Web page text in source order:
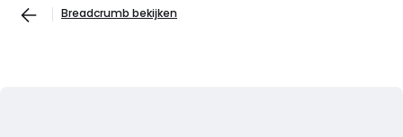
Breadcrumb bekijken